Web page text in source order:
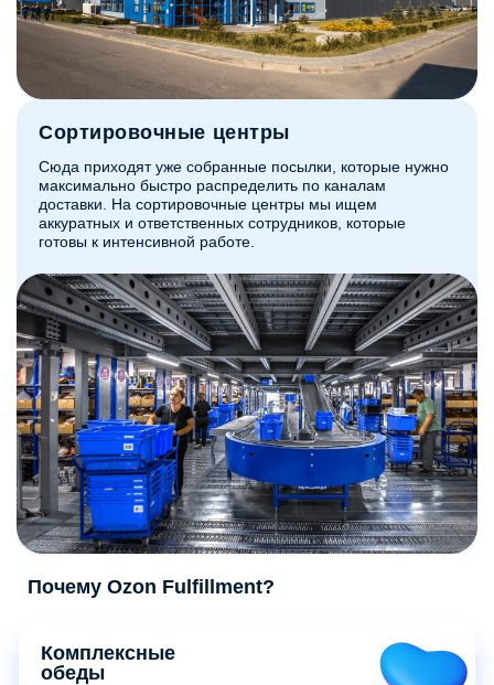
Сортировочные центры
Сюда приходят уже собранные посылки, которые нужно
максимально быстро распределить по каналам
доставки. На сортировочные центры мы ищем
аккуратных и ответственных сотрудников, которые
готовы к интенсивной работе.
Почему Ozon Fulfillment?
Комплексные
обеды